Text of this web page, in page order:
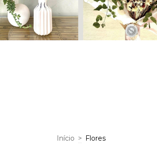
Início > Flores